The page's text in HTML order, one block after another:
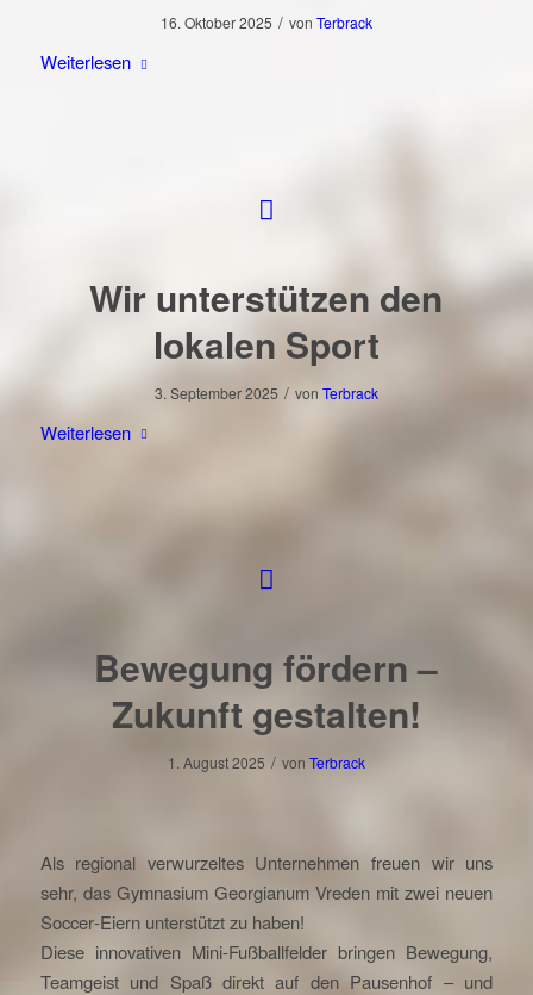
16. Oktober 2025 / von Terbrack
Weiterlesen
Wir unterstützen den
lokalen Sport
3. September 2025 / von Terbrack
Weiterlesen
Bewegung fördern –
Zukunft gestalten!
1. August 2025 / von Terbrack
Als regional verwurzeltes Unternehmen freuen wir uns
sehr, das Gymnasium Georgianum Vreden mit zwei neuen
Soccer‑Eiern unterstützt zu haben!
Diese innovativen Mini‑Fußballfelder bringen Bewegung,
Teamgeist und Spaß direkt auf den Pausenhof – und